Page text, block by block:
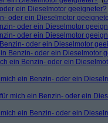
ein Dieselmotor geeigneter?
oder ein Dieselmotor
oder ein Dieselmotor
oder ein Dieselmotor
oder ein Dieselmotor
Benzin- oder ein Dieselmotor
ein Benzin- oder ein
mich ein Benzin- oder ein
mich ein Benzin- oder ein
mich ein Benzin- oder ein